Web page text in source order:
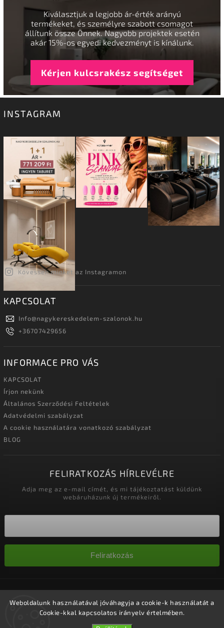
Weboldalunk használatával jóváhagyja a cookie-k használatát a
Cookie-kkal kapcsolatos irányelv értelmében.
Kiválasztjuk a legjobb ár-érték arányú
termékeket, és személyre szabott csomagot
állítunk össze Önnek. Nagyobb projektek esetén
akár 15%-os egyedi kedvezményt is kínálunk.
Kérjen kulcsrakész segítséget
INSTAGRAM
Kövessen minket az Instagramon
KAPCSOLAT
Info@nagykereskedelem-szalonok.hu
+36707429656
INFORMACE PRO VÁS
KAPCSOLAT
Írjon nekünk
Általános Szerződési Feltételek
Adatvédelmi szabályzat
A cookie használatára vonatkozó szabályzat
BLOG
FELIRATKOZÁS HÍRLEVÉLRE
Adja meg az e-mail címét, és mi tájékoztatást küldünk
webáruházunk új termékeiről.
Feliratkozás
fenntartva.
Süti beállítások szerkesztése